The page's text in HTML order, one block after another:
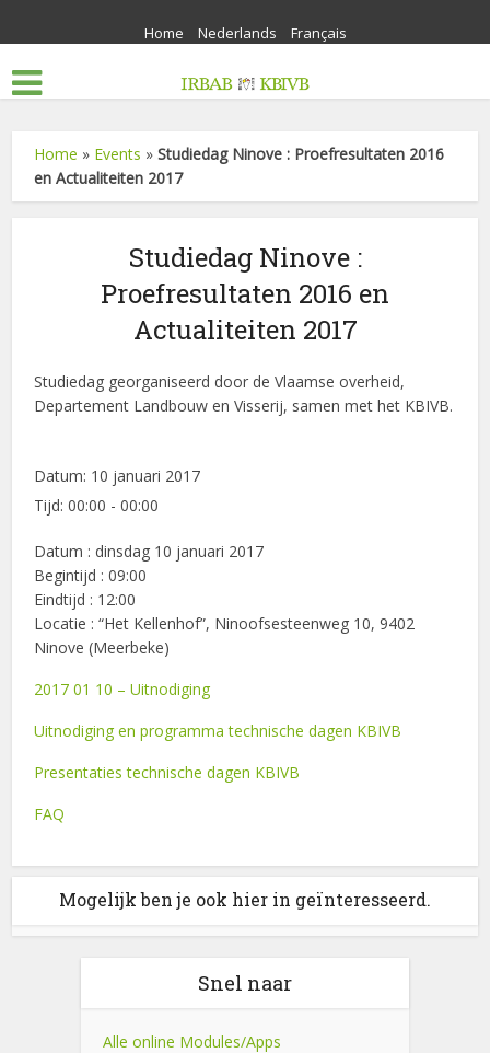
Home Nederlands Français
Home » Events »Studiedag Ninove : Proefresultaten 2016
en Actualiteiten 2017
Studiedag Ninove :
Proefresultaten 2016 en
Actualiteiten 2017
Studiedag georganiseerd door de Vlaamse overheid,
Departement Landbouw en Visserij, samen met het KBIVB.
Datum: 10 januari 2017
Tijd:00:00 - 00:00
Datum : dinsdag 10 januari 2017
Begintijd : 09:00
Eindtijd : 12:00
Locatie : “Het Kellenhof”, Ninoofsesteenweg 10, 9402
Ninove (Meerbeke)
2017 01 10 – Uitnodiging
Uitnodiging en programma technische dagen KBIVB
Presentaties technische dagen KBIVB
FAQ
Mogelijk ben je ook hier in geïnteresseerd.
Snel naar
Alle online Modules/Apps